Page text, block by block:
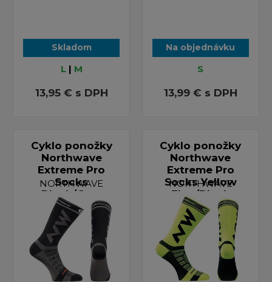
Skladom
L| M
13,95 € s DPH
Na objednávku
S
13,99 € s DPH
Cyklo ponožky
Northwave
Extreme Pro
Socks
Black/Grey
NORTHWAVE
Cyklo ponožky
Northwave
Extreme Pro
Socks Yellow
Fluo/Black
NORTHWAVE